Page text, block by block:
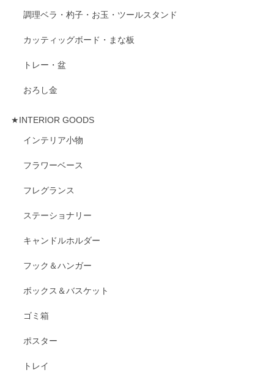
調理ベラ・杓子・お玉・ツールスタンド
カッティッグボード・まな板
トレー・盆
おろし金
★INTERIOR GOODS
インテリア小物
フラワーベース
フレグランス
ステーショナリー
キャンドルホルダー
フック＆ハンガー
ボックス＆バスケット
ゴミ箱
ポスター
トレイ